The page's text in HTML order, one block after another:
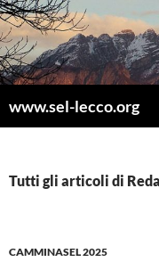
Vai
al
contenuto
www.sel-lecco.org
Tutti gli articoli di
CAMMINASEL 2025